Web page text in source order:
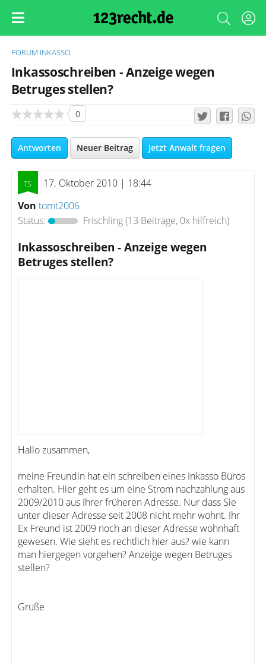
FORUM INKASSO
Inkassoschreiben - Anzeige wegen
Betruges stellen?
0
Antworten Neuer Beitrag Jetzt Anwalt fragen
17. Oktober 2010 | 18:44
Von tomt2006
Status:
Frischling(13 Beiträge, 0x hilfreich)
Inkassoschreiben - Anzeige wegen
Betruges stellen?
Hallo zusammen,
meine Freundin hat ein schreiben eines Inkasso Büros
erhalten. Hier geht es um eine Strom nachzahlung aus
2009/2010 aus Ihrer früheren Adresse. Nur dass Sie
unter dieser Adresse seit 2008 nicht mehr wohnt. Ihr
Ex Freund ist 2009 noch an dieser Adresse wohnhaft
gewesen. Wie sieht es rechtlich hier aus? wie kann
man hiergegen vorgehen? Anzeige wegen Betruges
stellen?
Grüße